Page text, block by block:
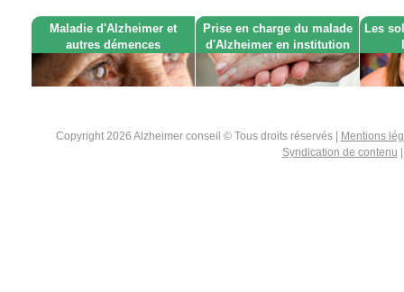
Maladie d'Alzheimer et
autres démences
Prise en charge du malade
d'Alzheimer en institution
Les
Copyright 2026 Alzheimer conseil © Tous droits réservés |
Mentions
Syndication de contenu